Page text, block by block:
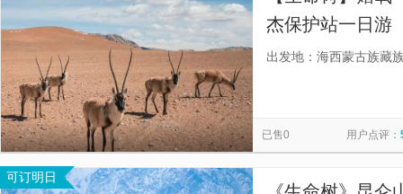
杰保护站一日游
出发地：海西蒙古族藏
已售0 用户点评：
可订明日